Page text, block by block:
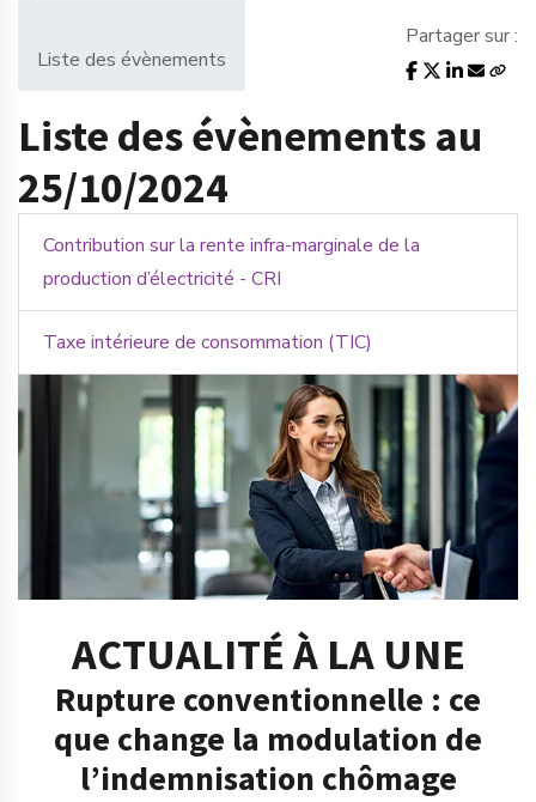
Liste des évènements
Partager sur :
Liste des évènements au
25/10/2024
Contribution sur la rente infra-marginale de la
production d’électricité - CRI
Taxe intérieure de consommation (TIC)
ACTUALITÉ À LA UNE
Rupture conventionnelle : ce
que change la modulation de
l’indemnisation chômage